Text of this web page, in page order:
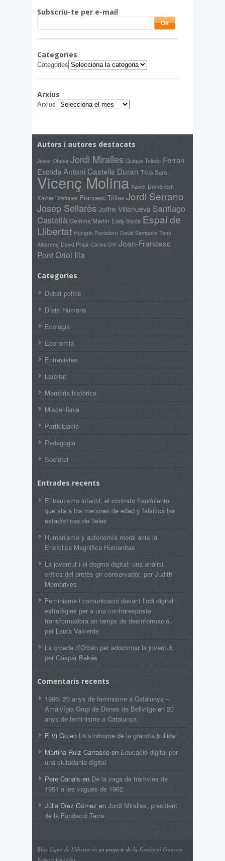
Subscriu-te per e-mail
Categories
Categories
Arxius
Arxius
Autors i autores destacats
Javier Otaola Jordi Miralles Quique Toledo Ferran
Escoda Antoni Castells Duran Txus Sanz
Vicenç Molina Xavier Domènech
Xavier Bretones Francesc Trillas Jordi Serrano
Josep Sellarès Joffre Villanueva Santiago
Castellà Gemma Martín Eddy Bonte Espai de
Llibertat Hungria Panadero David Sempere Tono
Albareda David Prujà Carlos Ortí Joan-Francesc
PontOriol Illa
Categories
Debat polític
Drets Humans
Ecologia
Economia
Entrevistes
Laïcitat
Memòria històrica
Miscel·lània
Participació
Pedagogia
Societat
Entrades recents
El bautismo infantil: el contrato fraudulento
que ata a los menores de edad y falsifica las
estadísticas de fieles
Humanismo y autonomía moral ante la
Encíclica Magnifica Humanitas
La joventut i el dogma digital: una anàlisi
crítica del pretès gir conservador, per Judith
Membrives
Feminisme i comunicació davant l’odi digital:
estratègies per a una contraresposta
transformadora en temps de desinformació,
per Laura Valverde
La croada d’Orbán per adoctrinar la joventut,
per Gáspár Békés
Comentaris recents
1996: 20 anys de feminisme a Catalunya –
Amalvígia Grup de Dones de Bellvitge en 20
anys de feminisme a Catalunya
E Vi Go en La síndrome de la granota bullida
Martina Ruiz Carrasco en Educació digital per
una ciutadania digital
Pere Canals en De la vaga de tramvies de
1951 a les vagues de 1962
Júlia Díez Gómez en Jordi Miralles, president
de la Fundació Terra
Blog Espai de Llibertat és un projecte de la Fundació Francesc
Ferrer i Guàrdia